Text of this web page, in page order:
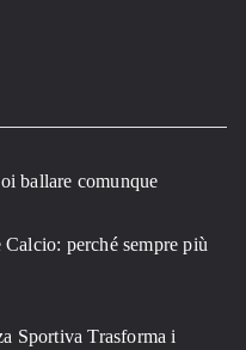
ballare comunque
perché sempre più
Sportiva Trasforma i